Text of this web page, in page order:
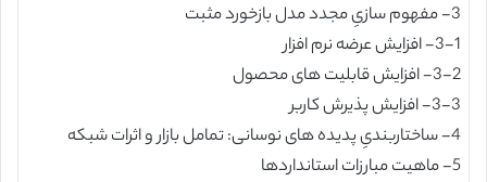
3- مفهوم سازیِ مجدد مدل بازخورد مثبت
3-1- افزایش عرضه نرم افزار
3-2- افزایش قابلیت های محصول
3-3- افزایش پذیرش کاربر
4- ساختاربندیِ پدیده های نوسانی: تمامل بازار و اثرات شبکه
5- ماهیت مبارزات استانداردها